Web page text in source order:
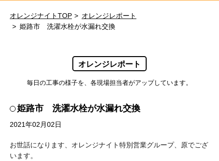
オレンジナイトTOP
オレンジレポート
姫路市 洗濯水栓が水漏れ交換
オレンジレポート
毎日の工事の様子を、各現場担当者がアップしています。
姫路市 洗濯水栓が水漏れ交換
2021年02月02日
お世話になります、オレンジナイト特別営業グループ、原でござ
います。